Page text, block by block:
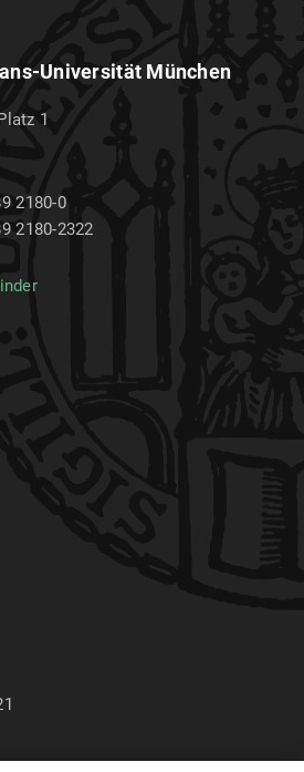
Universität München
1
2180-0
2180-2322